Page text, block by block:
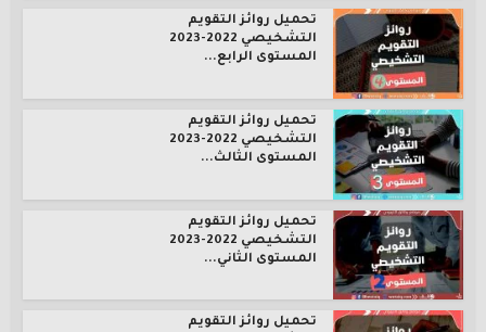
تحميل روائز التقويم
التشخيصي 2022-2023
المستوى الرابع...
تحميل روائز التقويم
التشخيصي 2022-2023
المستوى الثالث...
تحميل روائز التقويم
التشخيصي 2022-2023
المستوى الثاني...
تحميل روائز التقويم